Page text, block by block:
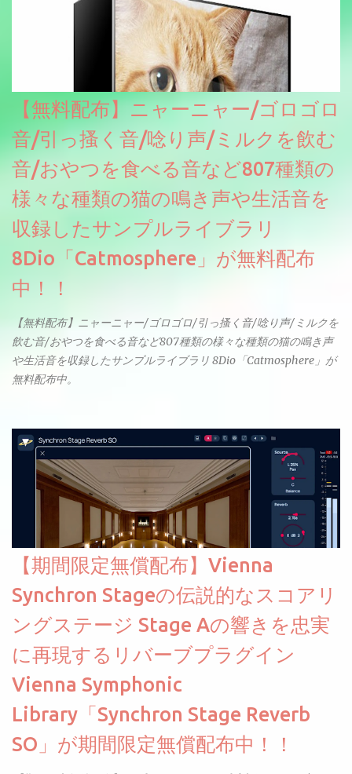
【無料配布】ニャーニャー/ゴロゴロ
音/引っ搔く音/唸り声/ミルクを飲む
音/おやつを食べる音など807種類の
様々な種類の猫の鳴き声や生活音を
収録したサンプルライブラリ
8Dio「Catmosphere」が無料配布
中！！
【無料配布】ニャーニャー/ゴロゴロ/引っ搔く音/唸り声/ミルクを
飲む音/おやつを食べる音など807種類の様々な種類の猫の鳴き声
や生活音を収録したサンプルライブラリ 8Dio「Catmosphere」が
無料配布中。
【期間限定無償配布】Vienna
Synchron Stageの伝説的なスコアリ
ングステージ Stage Aの響きを忠実
に再現するリバーブプラグイン
Vienna Symphonic
Library「Synchron Stage Reverb
SO」が期間限定無償配布中！！